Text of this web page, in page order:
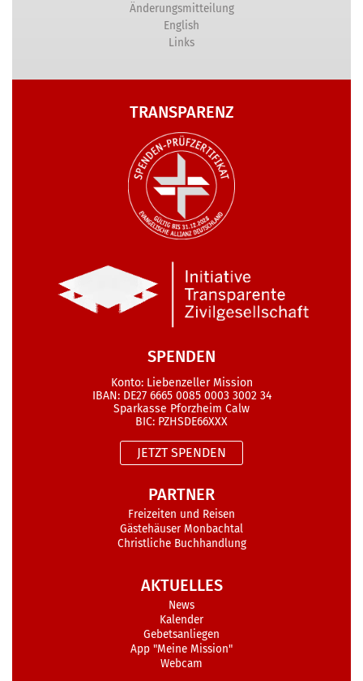
Änderungsmitteilung
English
Links
TRANSPARENZ
SPENDEN
Konto: Liebenzeller Mission
IBAN: DE27 6665 0085 0003 3002 34
Sparkasse Pforzheim Calw
BIC: PZHSDE66XXX
JETZT SPENDEN
PARTNER
Freizeiten und Reisen
Gästehäuser Monbachtal
Christliche Buchhandlung
AKTUELLES
News
Kalender
Gebetsanliegen
App "Meine Mission"
Webcam